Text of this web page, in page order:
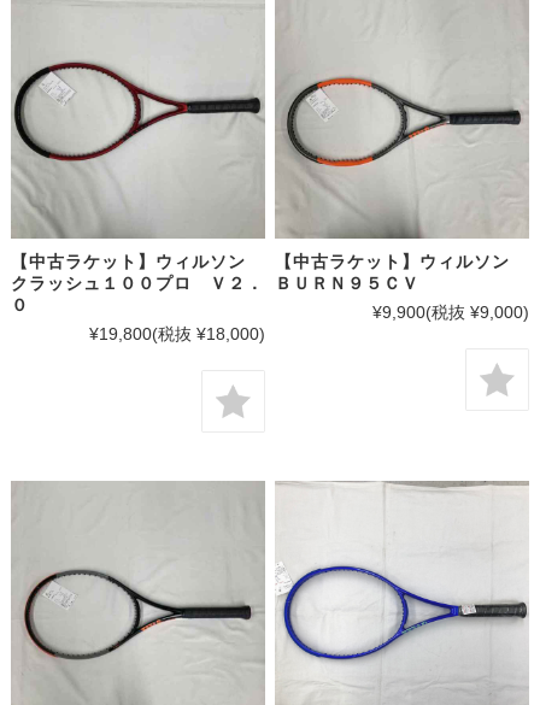
【中古ラケット】ウィルソン
クラッシュ１００プロ Ｖ２．
０
¥19,800(税抜 ¥18,000)
【中古ラケット】ウィルソン
ＢＵＲＮ９５ＣＶ
¥9,900(税抜 ¥9,000)